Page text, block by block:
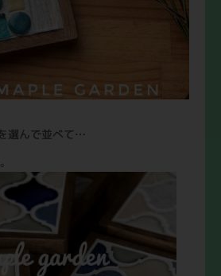
選んで並べて…